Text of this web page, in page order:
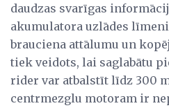
daudzas svarīgas
akumulatora uzlādes
brauciena attālumu un
tiek veidots, lai saglabātu
rider var atbalstīt līdz 300
centrmezglu motoram ir